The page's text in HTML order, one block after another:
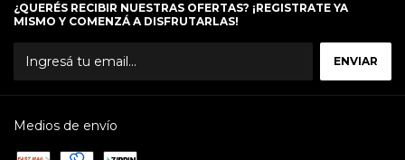
¿QUERÉS RECIBIR NUESTRAS OFERTAS? ¡REGISTRATE YA
MISMO Y COMENZÁ A DISFRUTARLAS!
Medios de envío